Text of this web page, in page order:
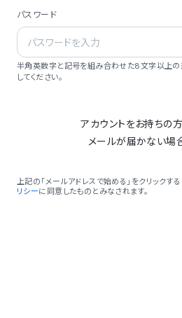
パスワード
半角英数字と記号を組み合わせた8文字以上の
してください。
アカウントをお持ちの
メールが届かない場
上記の「メールアドレスで始める」をクリックす
リシーに同意したものとみなされます。